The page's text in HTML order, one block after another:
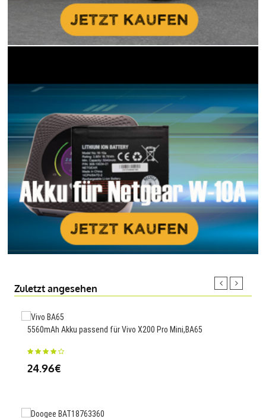
Zuletzt angesehen
5560mAh Akku passend für Vivo X200 Pro Mini,BA65
24.96€